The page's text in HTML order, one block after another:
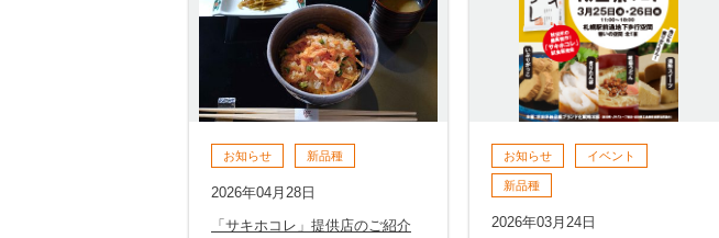
お知らせ 新品種
2026年04月28日
「サキホコレ」提供店のご紹介
お知らせ イベント
新品種
2026年03月24日